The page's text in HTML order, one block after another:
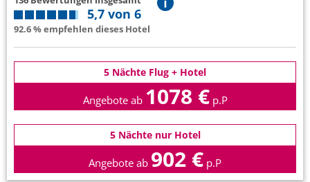
5,7 von 6
92.6 % empfehlen dieses Hotel
5 Nächte Flug + Hotel
Angebote ab 1078 € p.P
5 Nächte nur Hotel
Angebote ab 902 € p.P